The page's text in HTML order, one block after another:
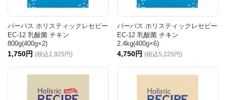
パーパス ホリスティックレセピー
EC-12 乳酸菌 チキン
800g(400g×2)
1,750円 (税込1,925円)
パーパス ホリスティックレセピー
EC-12 乳酸菌 チキン
2.4kg(400g×6)
4,750円 (税込5,225円)